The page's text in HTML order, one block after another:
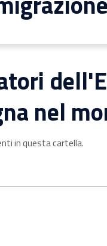
nel
in questa cartella.